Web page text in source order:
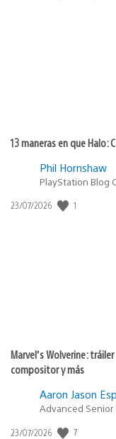
13 maneras en que Halo:
Phil Hornshaw
PlayStation Blog
Fecha
23/07/2026 1
Marvel’s Wolverine:
compositor y más
Aaron Jason
Advanced Senior
Fecha
23/07/2026 7